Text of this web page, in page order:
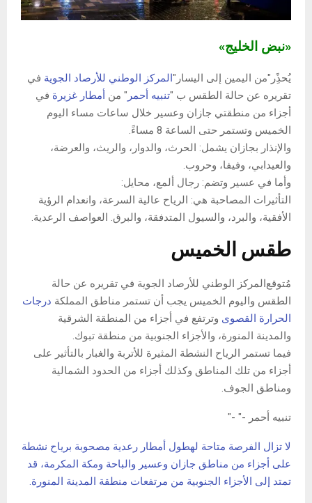
«نبض الخليج»
يُحذًِر"من اليمين إلى اليسار"المركز الوطني للأرصاد الجوية في
تقريره عن حالة الطقس ب "تنبيه أحمر " من أمطار غزيرة في
أجزاء من منطقتي جازان وعسير خلال ساعات مساء اليوم
الخميس وتستمر حتى الساعة 8 مساءً.
والإنذار بجازان يشمل: الحرث، والدوار، والريث، والعرضة،
والعيدابي، وفيفا، وحروب.
وأما في عسير وتضم: رجال ألمع، محايل:
التأثيرات المصاحبة هي: الرياح عالية السرعة، وانعدام الرؤية
الأفقية، والبرد، والسيول المتدفقة، والبرق. العواصف الرعدية.
طقس الخميس
مُتوقعالمركز الوطني للأرصاد الجوية في تقريره عن حالة
الطقس واليوم الخميس يجب أن تستمر مناطق المملكة درجات
الحرارة القصوى وترتفع في أجزاء من المنطقة الشرقية
والمدينة المنورة، والأجزاء الجنوبية من منطقة تبوك.
فيما تستمر الرياح النشطة المثيرة للأتربة والغبار بالتأثير على
أجزاء من تلك المناطق وكذلك أجزاء من الحدود الشمالية
ومناطق الجوف.
تنبيه أحمر -" -"
لا تزال الفرصة متاحة لهطول أمطار رعدية مصحوبة برياح نشطة
على أجزاء من مناطق جازان وعسير والباحة ومكة المكرمة، قد
تمتد إلى الأجزاء الجنوبية من مرتفعات منطقة المدينة المنورة.